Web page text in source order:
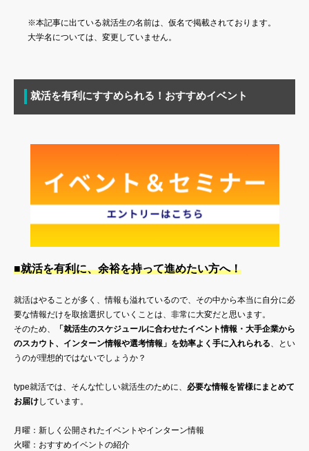
※本記事に出ている就活生の名前は、仮名で掲載されております。
大学名については、変更していません。
就活を有利にすすめられる！おすすめイベント
■就活を有利に、余裕を持って進めたい方へ！
就活はやることが多く、情報も溢れているので、その中から本当に自分に必
要な情報だけを取捨選択していくことは、非常に大変だと思います。
そのため、
「就活生のスケジュールに合わせたイベント情報・大手企業から
のスカウト、インターン情報や選考情報」を効率よく手に入れられる、とい
うのが理想的ではないでしょうか？
type就活では、そんな忙しい就活生のために、 必要な情報を皆様にまとめて
お届けしています。
月曜：新しく公開されたイベントやインターン情報
火曜：おすすめイベントの紹介